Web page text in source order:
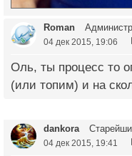
Roman
04 дек 2015, 19:06
Оль, ты процесс то
(или топим) и на
dankora
04 дек 2015, 19:41